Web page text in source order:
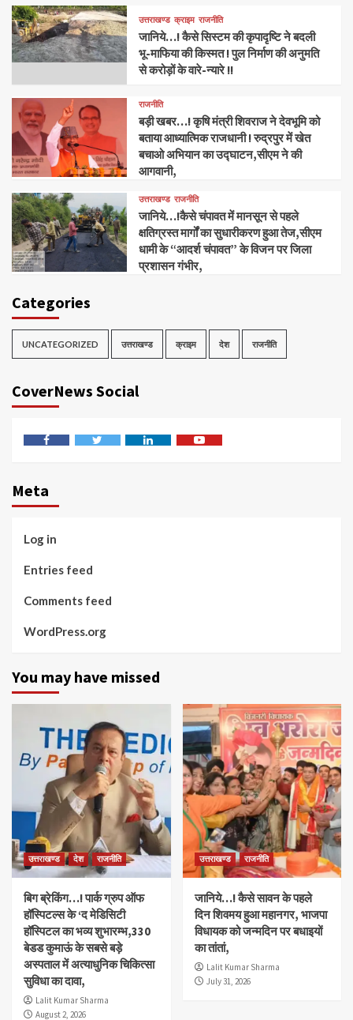
उत्तराखण्ड क्राइम राजनीति
जानिये…! कैसे सिस्टम की कृपादृष्टि ने बदली
भू-माफिया की किस्मत ! पुल निर्माण की अनुमति
से करोड़ों के वारे-न्यारे !!
राजनीति
बड़ी खबर…! कृषि मंत्री शिवराज ने देवभूमि को
बताया आध्यात्मिक राजधानी ! रुद्रपुर में खेत
बचाओ अभियान का उद्घाटन,सीएम ने की
आगवानी,
उत्तराखण्ड राजनीति
जानिये…!कैसे चंपावत में मानसून से पहले
क्षतिग्रस्त मार्गों का सुधारीकरण हुआ तेज,सीएम
धामी के “आदर्श चंपावत” के विजन पर जिला
प्रशासन गंभीर,
Categories
UNCATEGORIZED उत्तराखण्ड क्राइम देश राजनीति
CoverNews Social
Meta
Log in
Entries feed
Comments feed
WordPress.org
You may have missed
उत्तराखण्ड देश राजनीति
बिग ब्रेकिंग…! पार्क ग्रुप ऑफ
हॉस्पिटल्स के ‘द मेडिसिटी
हॉस्पिटल का भव्य शुभारम्भ,330
बेडड कुमाऊं के सबसे बड़े
अस्पताल में अत्याधुनिक चिकित्सा
सुविधा का दावा,
Lalit Kumar Sharma
August 2, 2026
उत्तराखण्ड राजनीति
जानिये…! कैसे सावन के पहले
दिन शिवमय हुआ महानगर, भाजपा
विधायक को जन्मदिन पर बधाइयों
का तांतां,
Lalit Kumar Sharma
July 31, 2026